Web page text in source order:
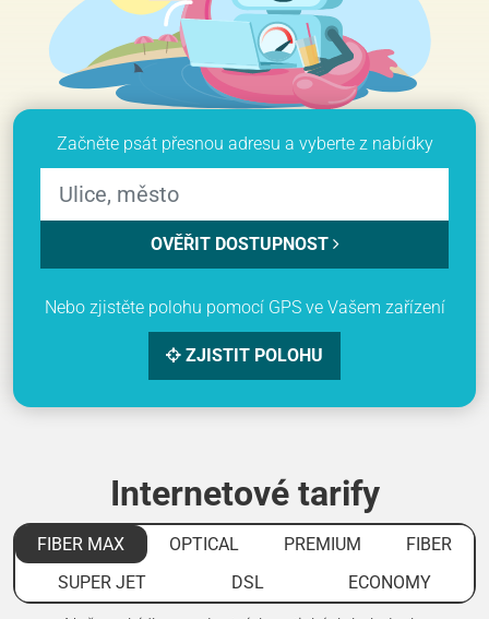
Začněte psát přesnou adresu a vyberte z nabídky
OVĚŘIT DOSTUPNOST
Nebo zjistěte polohu pomocí GPS ve Vašem zařízení
ZJISTIT POLOHU
Internetové tarify
FIBER MAX OPTICAL PREMIUM
FIBER
SUPER JET
DSL ECONOMY